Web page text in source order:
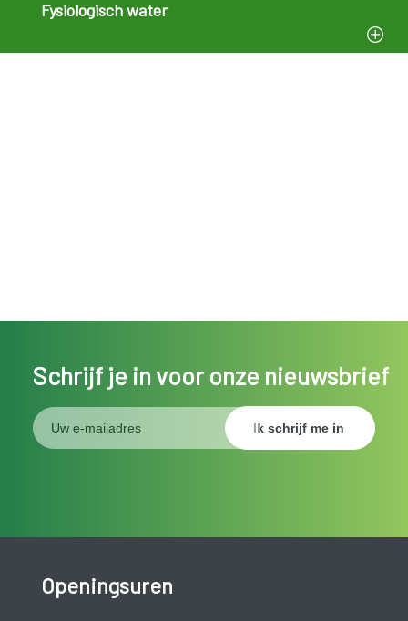
Fysiologisch water
Schrijf je in voor onze nieuwsbrief
Openingsuren